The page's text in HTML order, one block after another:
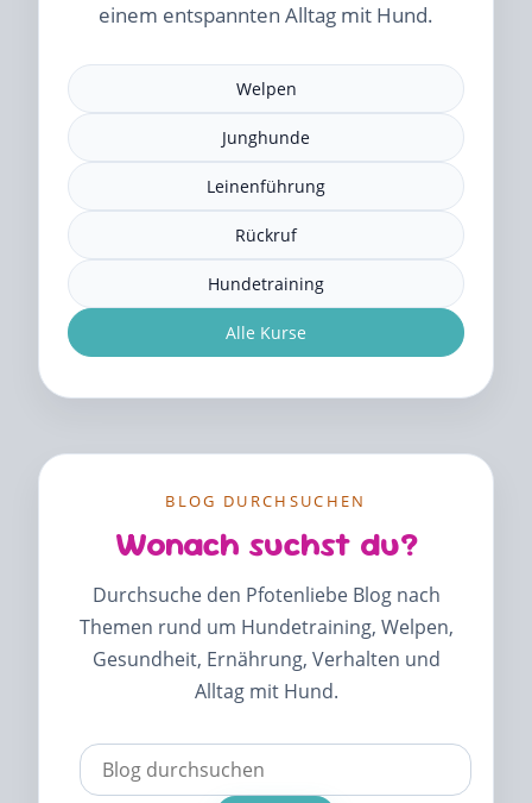
einem entspannten Alltag mit Hund.
Welpen
Junghunde
Leinenführung
Rückruf
Hundetraining
Alle Kurse
BLOG DURCHSUCHEN
Wonach suchst du?
Durchsuche den Pfotenliebe Blog nach
Themen rund um Hundetraining, Welpen,
Gesundheit, Ernährung, Verhalten und
Alltag mit Hund.